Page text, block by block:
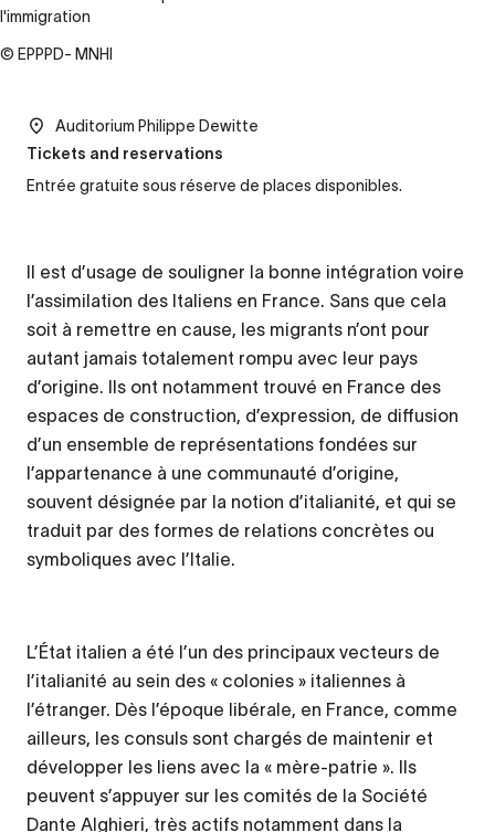
l'immigration
© EPPPD- MNHI
Auditorium Philippe Dewitte
Tickets and reservations
Entrée gratuite sous réserve de places disponibles.
Il est d’usage de souligner la bonne intégration voire
l’assimilation des Italiens en France. Sans que cela
soit à remettre en cause, les migrants n’ont pour
autant jamais totalement rompu avec leur pays
d’origine. Ils ont notamment trouvé en France des
espaces de construction, d’expression, de diffusion
d’un ensemble de représentations fondées sur
l’appartenance à une communauté d’origine,
souvent désignée par la notion d’italianité, et qui se
traduit par des formes de relations concrètes ou
symboliques avec l’Italie.
L’État italien a été l’un des principaux vecteurs de
l’italianité au sein des « colonies » italiennes à
l’étranger. Dès l’époque libérale, en France, comme
ailleurs, les consuls sont chargés de maintenir et
développer les liens avec la « mère-patrie ». Ils
peuvent s’appuyer sur les comités de la Société
Dante Alghieri, très actifs notamment dans la